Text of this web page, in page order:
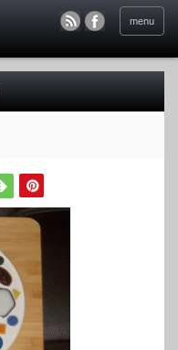
menu